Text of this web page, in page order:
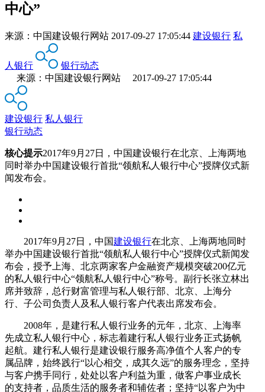
中心”
来源： 中国建设银行网站 2017-09-27 17:05:44 建设银行 私
人银行
银行动态
来源：中国建设银行网站 2017-09-27 17:05:44
建设银行 私人银行
银行动态
核心提示2017年9月27日，中国建设银行在北京、上海两地
同时举办中国建设银行首批“领航私人银行中心”授牌仪式新
闻发布会。
2017年9月27日，中国建设银行在北京、上海两地同时
举办中国建设银行首批“领航私人银行中心”授牌仪式新闻发
布会，授予上海、北京两家客户金融资产规模突破200亿元
的私人银行中心“领航私人银行中心”称号。副行长张立林出
席并致辞，总行财富管理与私人银行部、北京、上海分
行、子公司负责人及私人银行客户代表出席发布会。
2008年，是建行私人银行业务的元年，北京、上海率
先成立私人银行中心，标志着建行私人银行业务正式扬帆
起航。建行私人银行是建设银行服务高净值个人客户的专
属品牌，始终践行“以心相交，成其久远”的服务理念，坚持
与客户携手同行，处处以客户利益为重，做客户事业成长
的支持者，品质生活的服务者和辅佐者；坚持“以客户为中